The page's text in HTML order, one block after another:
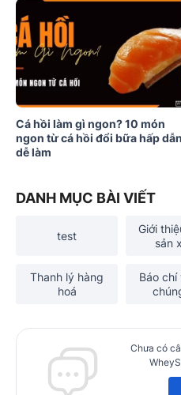
Cá hồi làm gì ngon? 10 món
ngon từ cá hồi đổi bữa hấp dẫn
dễ làm
DANH MỤC BÀI VIẾT
test
Giới
sản
Thanh lý hàng
hoá
Báo
Chưa có